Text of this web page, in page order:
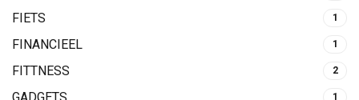
FIETS 1
FINANCIEEL 1
FITTNESS 2
1